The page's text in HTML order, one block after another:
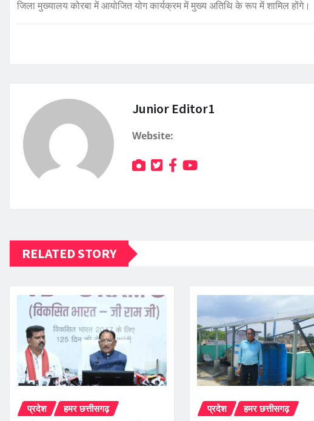
जिला मुख्यालय कोरबा में आयोजित योग कार्यक्रम में मुख्य अतिथि के रूप में शामिल होंगे।
Junior Editor1
Website:
RELATED STORY
प्रदेश हमर छत्तीसगढ़ प्रदेश हमर छत्तीसगढ़